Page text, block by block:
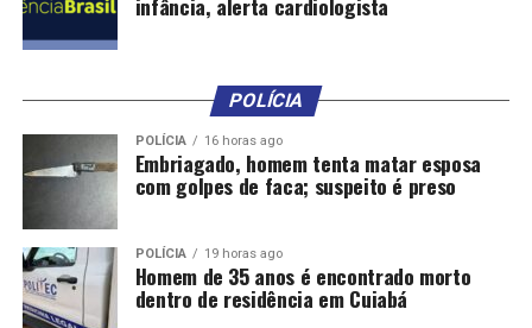
Comentários
APROVADOS CIDADES
DESTAQUE
DOCUMENTOS ENTREGA PARA
PREFEITURA
UP NEXT
Sorteados do Casa Cuiabana têm até sexta-feira para
apresentar documentos
DON'T MISS
Várzea Grande contabiliza mais de 67 obras
estruturantes em apenas 1 ano e 5 meses
POLÍCIA
POLÍCIA 16 horas ago
Embriagado, homem tenta matar esposa
com golpes de faca; suspeito é preso
POLÍCIA 19 horas ago
Homem de 35 anos é encontrado morto
dentro de residência em Cuiabá